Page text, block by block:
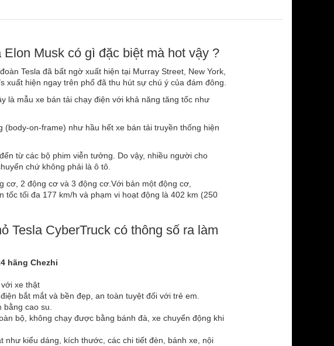
Musk có gì đặc biệt mà hot vậy ?
Tesla đã bất ngờ xuất hiện tại Murray Street, New York,
xuất hiện ngay trên phố đã thu hút sự chú ý của đám đông.
là mẫu xe bán tải chạy điện với khả năng tăng tốc như
(body-on-frame) như hầu hết xe bán tải truyền thống hiện
từ các bộ phim viễn tưởng. Do vậy, nhiều người cho
chứ không phải là ô tô.
cơ, 2 động cơ và 3 động cơ.Với bản một động cơ,
tối đa 177 km/h và phạm vi hoạt động là 402 km (250
Tesla CyberTruck có thông số ra làm
hãng Chezhi
xe thật
bắt mắt và bền đẹp, an toàn tuyệt đối với trẻ em.
cao su.
bộ, không chạy được bằng bánh đà, xe chuyển động khi
như kiểu dáng, kích thước, các chi tiết đèn, bánh xe, nội